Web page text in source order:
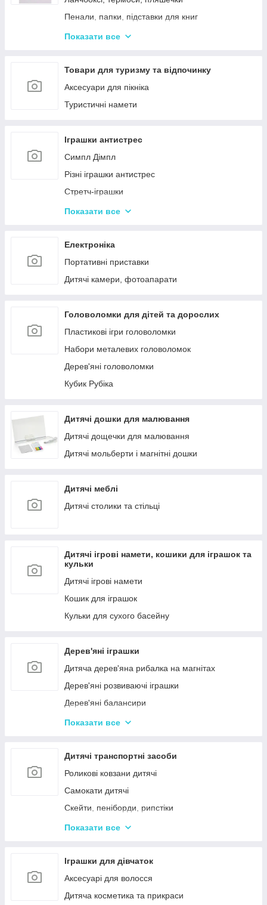
Пенали, папки, підставки для книг
Фарбі, пензлики, альбоми
Зошити, блокноти, щоденники, обкладинки
Наклейки, стікери, закладки
Кольоровий папір, картон, клей
Циркулі, лінійки, трафарети
Художні аксесуари та інструменти
Показати все
Товари для туризму та відпочинку
Аксесуари для пікніка
Туристичні намети
Іграшки антистрес
Симпл Дімпл
Різні іграшки антистрес
Стретч-іграшки
Іграшки Pop it
Показати все
Електроніка
Портативні приставки
Дитячі камери, фотоапарати
Головоломки для дітей та дорослих
Пластикові ігри головоломки
Набори металевих головоломок
Дерев'яні головоломки
Кубик Рубіка
Дитячі дошки для малювання
Дитячі дощечки для малювання
Дитячі мольберти і магнітні дошки
Дитячі меблі
Дитячі столики та стільці
Дитячі ігрові намети, кошики для іграшок та
кульки
Дитячі ігрові намети
Кошик для іграшок
Кульки для сухого басейну
Дерев'яні іграшки
Дитяча дерев'яна рибалка на магнітах
Дерев'яні розвиваючі іграшки
Дерев'яні балансири
Дерев'яні пазли для дорослих
Дерев'яні іграшки-лабіринти
Дерев'яні іграшкові кубики, пірамідки
Дерев'яні іграшки-шнурівки
Дерев'яні дитячі конструктори
Різні дерев'яні іграшки
Показати все
Дитячі транспортні засоби
Роликові ковзани дитячі
Самокати дитячі
Скейти, пеніборди, рипстіки
Каталки та толокари
Показати все
Іграшки для дівчаток
Аксесуарі для волосся
Дитяча косметика та прикраси